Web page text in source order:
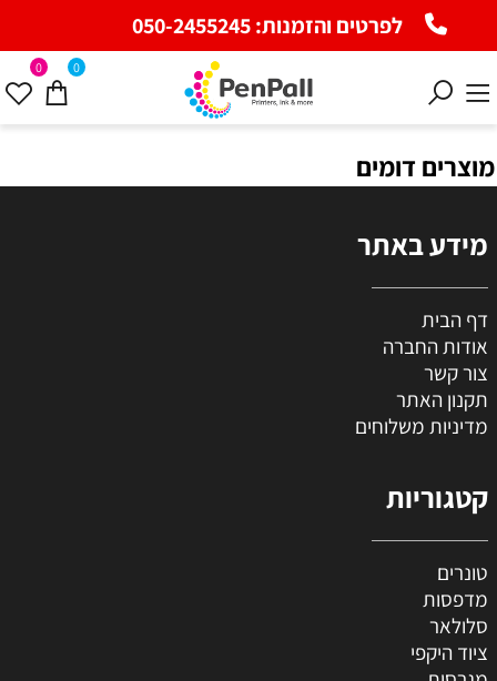
לפרטים והזמנות:050-2455245
0 0
מוצרים דומים
מידע באתר
דף הבית
אודות החברה
צור קשר
תקנון האתר
מדיניות משלוחים
קטגוריות
טונרים
מדפסות
סלולאר
ציוד היקפי